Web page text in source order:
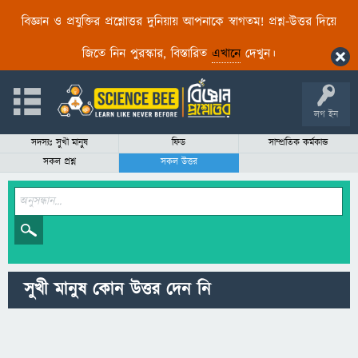
বিজ্ঞান ও প্রযুক্তির প্রশ্নোত্তর দুনিয়ায় আপনাকে স্বাগতম! প্রশ্ন-উত্তর দিয়ে
জিতে নিন পুরস্কার, বিস্তারিত এখানেদেখুন।
লগ ইন
সদস্যঃ সুখী মানুষ ফিড
সাম্প্রতিক কর্মকান্ড
সকল প্রশ্ন
সকল উত্তর
সুখী মানুষ কোন উত্তর দেন নি